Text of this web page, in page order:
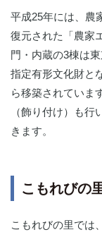
平成25年には、農
復元された「農家
門・内蔵の3棟は
指定有形文化財と
ら移築されていま
（飾り付け）も
きます。
こもれびの
こもれびの里では